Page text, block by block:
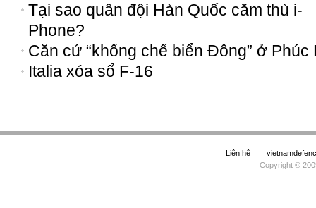
Tại sao quân đội Hàn Quốc căm thù i-
Phone?
Căn cứ “khống chế biển Đông” ở Phúc
Italia xóa sổ F-16
Liên hệ
Copyright ©